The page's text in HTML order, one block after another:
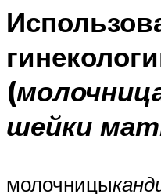
(
шейки
молочницы